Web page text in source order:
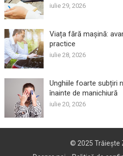
iulie 29, 2026
Viața fără mașină:
practice
iulie 28, 2026
Unghiile foarte subțiri
înainte de manichiură
iulie 20, 2026
© 2025 Trăiește